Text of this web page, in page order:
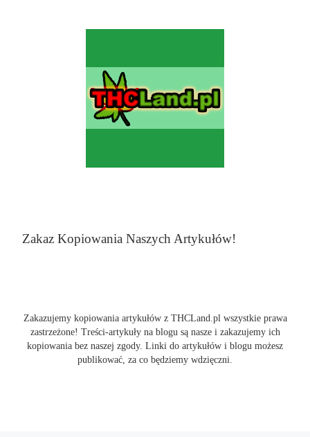
Zakaz Kopiowania Naszych Artykułów!
Zakazujemy kopiowania artykułów z THCLand.pl wszystkie prawa
zastrzeżone! Treści-artykuły na blogu są nasze i zakazujemy ich
kopiowania bez naszej zgody. Linki do artykułów i blogu możesz
publikować, za co będziemy wdzięczni.